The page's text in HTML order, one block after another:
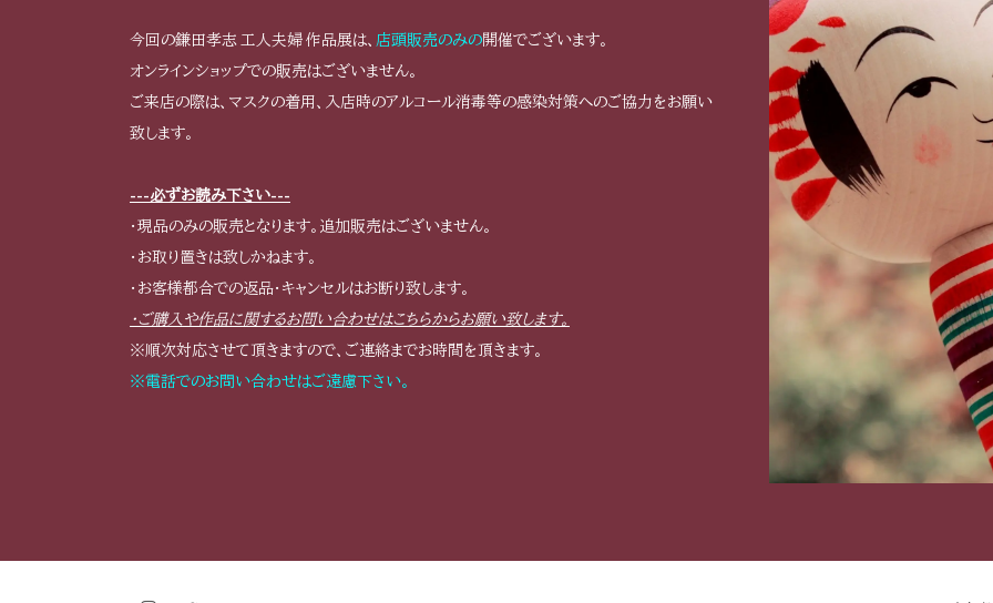
今回の鎌田孝志 工人夫婦 作品展は、 店頭販売のみの開催でございます。
オンラインショップでの販売はございません。
ご来店の際は、マスクの着用、入店時のアルコール消毒等の感染対策へのご協力をお願い
致します。
---必ずお読み下さい---
・現品のみの販売となります。追加販売はございません。
・お取り置きは致しかねます。
・お客様都合での返品・キャンセルはお断り致します。
・ご購入や作品に関するお問い合わせはこちらからお願い致します。
※順次対応させて頂きますので、ご連絡までお時間を頂きます。
※電話でのお問い合わせはご遠慮下さい。